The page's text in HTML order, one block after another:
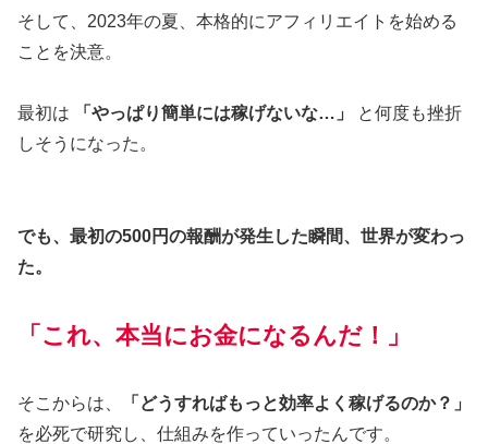
そして、2023年の夏、本格的にアフィリエイトを始める
ことを決意。
最初は 「やっぱり簡単には稼げないな…」
と何度も挫折
しそうになった。
でも、最初の500円の報酬が発生した瞬間、世界が変わっ
た。
「これ、本当にお金になるんだ！」
そこからは、
「どうすればもっと効率よく稼げるのか？」
を必死で研究し、仕組みを作っていったんです。